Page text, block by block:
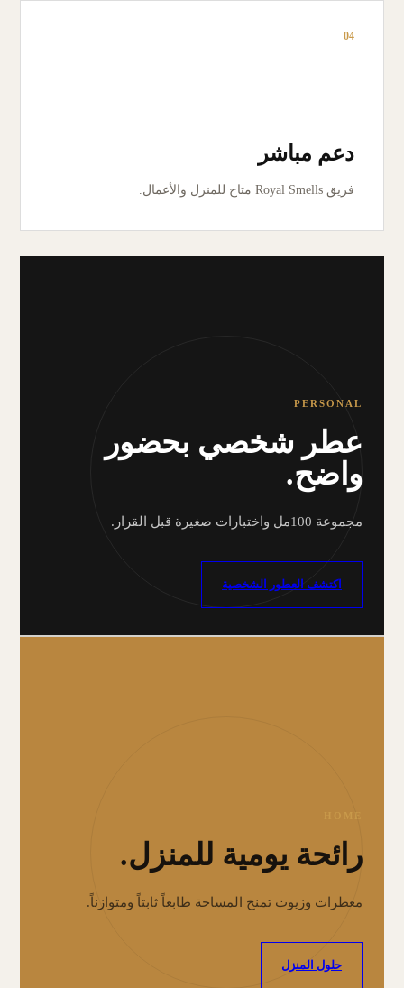
04
دعم مباشر
فريق Royal Smells متاح للمنزل والأعمال.
PERSONAL
عطر شخصي بحضور
واضح.
مجموعة 100مل واختبارات صغيرة قبل القرار.
اكتشف العطور الشخصية
HOME
رائحة يومية للمنزل.
معطرات وزيوت تمنح المساحة طابعاً ثابتاً ومتوازناً.
حلول المنزل